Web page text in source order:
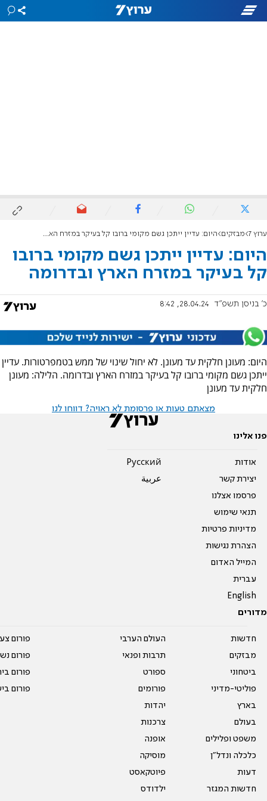
ערוץ 7 מבזקים היום: עדיין ייתכן גשם מקומי ברובו קל בעיקר במזרח הארץ ובדרומה
היום: עדיין ייתכן גשם מקומי ברובו
קל בעיקר במזרח הארץ ובדרומה
כ' בניסן תשפ"ד 28.04.24, 8:42
היום: מעונן חלקית עד מעונן. לא יחול שינוי של ממש בטמפרטורות. עדיין
ייתכן גשם מקומי ברובו קל בעיקר במזרח הארץ ובדרומה. הלילה: מעונן
חלקית עד מעונן
מצאתם טעות או פרסומת לא ראויה? דווחו לנו
פנו אלינו
אודות
יצירת קשר
פרסמו אצלנו
תנאי שימוש
מדיניות פרטיות
הצהרת נגישות
המייל האדום
עברית
English
Pусский
عربية
מדורים
חדשות
מבזקים
ביטחוני
פוליטי-מדיני
בארץ
בעולם
משפט ופלילים
כלכלה ונדל"ן
דעות
חדשות המגזר
העולם הערבי
תרבות ופנאי
ספורט
פורומים
יהדות
צרכנות
אופנה
מוסיקה
פיוטקאסט
ילדודס
פורום
פורום
פורום
פורום